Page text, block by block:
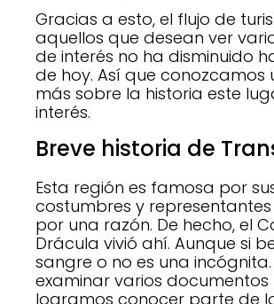
Gracias a esto, el flujo de
aquellos que desean ver
de interés no ha disminuido
de hoy. Así que conozcamos
más sobre la historia este
interés.
Breve historia de
Esta región es famosa por
costumbres y
por una razón. De hecho, el
Drácula vivió ahí. Aunque si
sangre o no es una
examinar varios documentos
logramos conocer parte de